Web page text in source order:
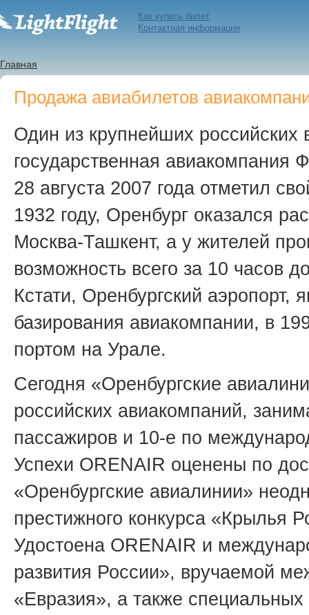
Как купить билет
Контактная информация
Главная
Продажа авиабилетов
Один из крупнейших российских
государственная авиакомпания
28 августа 2007 года отметил
1932 году, Оренбург оказался
Москва-Ташкент, а у жителей
возможность всего за 10 часов
Кстати, Оренбургский
базирования авиакомпании, в
портом на Урале.
Сегодня «Оренбургские
российских авиакомпаний,
пассажиров и 10-е по
Успехи ORENAIR оценены по
«Оренбургские авиалинии»
престижного конкурса «Крылья
Удостоена ORENAIR и
развития России», вручаемой
«Евразия», а также